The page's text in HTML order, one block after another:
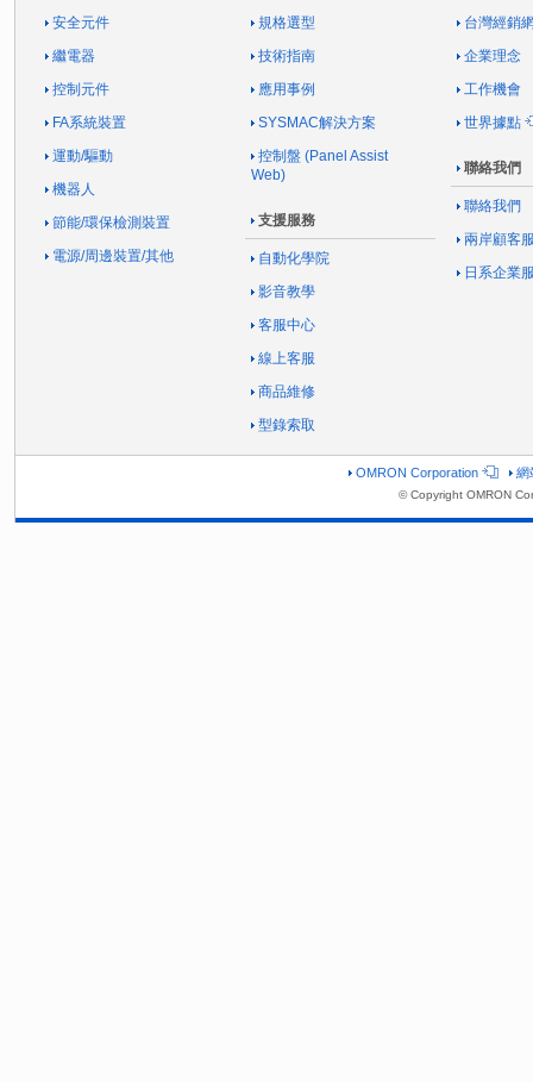
安全元件
繼電器
控制元件
FA系統裝置
運動/驅動
機器人
節能/環保檢測裝置
電源/周邊裝置/其他
規格選型
技術指南
應用事例
SYSMAC解決方案
控制盤 (Panel Assist
Web)
支援服務
自動化學院
影音教學
客服中心
線上客服
商品維修
型錄索取
台灣經銷
企業理念
工作機會
世界據點
聯絡我們
聯絡我們
兩岸顧客
日系企業
OMRON Corporation 網
© Copyright OMRON